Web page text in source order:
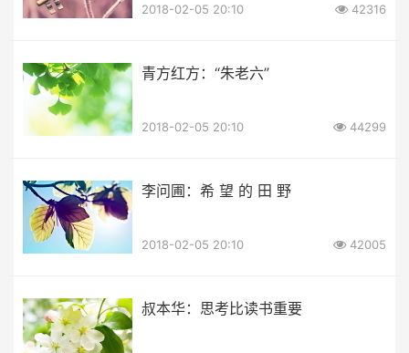
2018-02-05 20:10 42316
青方红方：“朱老六”
2018-02-05 20:10 44299
李问圃：希 望 的 田 野
2018-02-05 20:10 42005
叔本华：思考比读书重要